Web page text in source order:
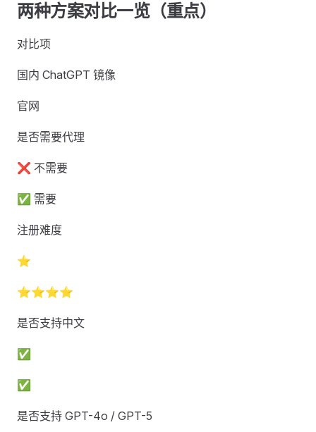
两种方案对比一览（重点） ​
对比项
国内 ChatGPT 镜像
官网
是否需要代理
❌ 不需要
✅ 需要
注册难度
⭐
⭐⭐⭐⭐
是否支持中文
✅
✅
是否支持 GPT-4o / GPT-5